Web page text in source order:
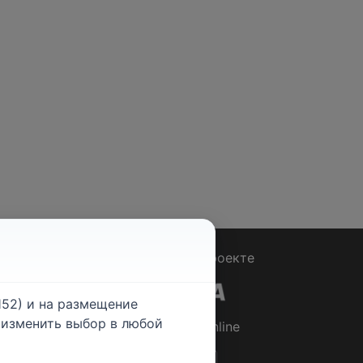
О проекте
© 2026Rabotniki.online
и на размещение
выбор в любой